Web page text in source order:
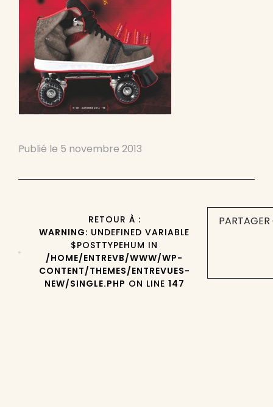
Publié le 5 novembre 2013
RETOUR À :
WARNING: UNDEFINED VARIABLE
$POSTTYPEHUM IN
/HOME/ENTREVB/WWW/WP-
CONTENT/THEMES/ENTREVUES-
NEW/SINGLE.PHP ON LINE 147